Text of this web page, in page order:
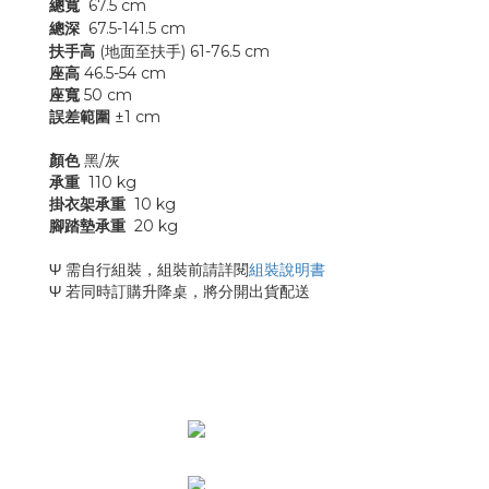
總寬 67.5 cm
總深 67.5-141.5 cm
扶手高 (地面至扶手) 61-76.5 cm
座高 46.5-54 cm
座寬 50 cm
誤差範圍 ±1 cm
顏色黑/灰
承重 110 kg
掛衣架承重 10 kg
腳踏墊承重 20 kg
Ψ 需自行組裝，組裝前請詳閱組裝說明書
Ψ 若同時訂購升降桌，將分開出貨配送